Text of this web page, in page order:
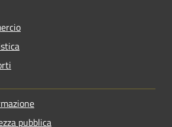
pubblica